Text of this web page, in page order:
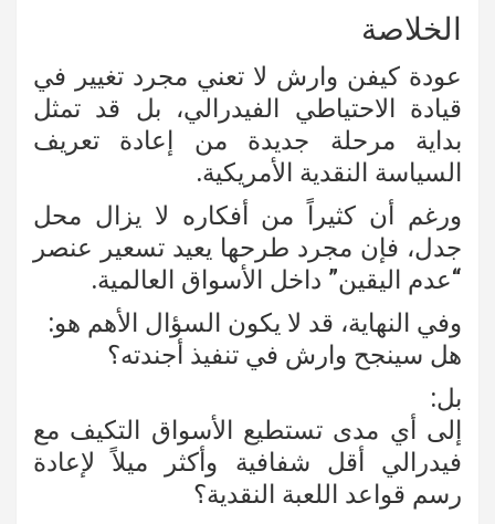
الخلاصة
عودة كيفن وارش لا تعني مجرد تغيير في
قيادة الاحتياطي الفيدرالي، بل قد تمثل
بداية مرحلة جديدة من إعادة تعريف
السياسة النقدية الأمريكية.
ورغم أن كثيراً من أفكاره لا يزال محل
جدل، فإن مجرد طرحها يعيد تسعير عنصر
“عدم اليقين” داخل الأسواق العالمية.
وفي النهاية، قد لا يكون السؤال الأهم هو:
هل سينجح وارش في تنفيذ أجندته؟
بل:
إلى أي مدى تستطيع الأسواق التكيف مع
فيدرالي أقل شفافية وأكثر ميلاً لإعادة
رسم قواعد اللعبة النقدية؟